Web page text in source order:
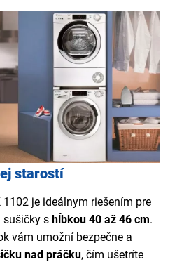
starostí
1102 je ideálnym riešením pre
sušičky s hĺbkou 40 až 46 cm.
vám umožní bezpečne a
nad práčku, čím ušetríte